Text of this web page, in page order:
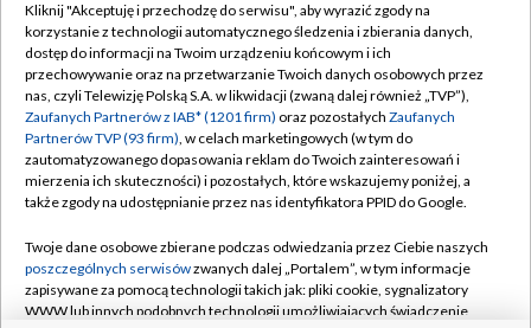
TVP
Abonament TVP
Emisja w TVP
Centrum informacji TVP
Naziemna Telewizja Cyfrowa
Rada Programowa
System NOS
Regulamin TVP
Polityka prywatności
Moje zgody
Pomoc
Kontakt
Kliknij "Akceptuję i przechodzę do serwisu", aby wyrazić zgody na
korzystanie z technologii automatycznego śledzenia i zbierania danych,
dostęp do informacji na Twoim urządzeniu końcowym i ich
przechowywanie oraz na przetwarzanie Twoich danych osobowych przez
nas, czyli Telewizję Polską S.A. w likwidacji (zwaną dalej również „TVP”),
Zaufanych Partnerów z IAB* (1201 firm) oraz pozostałych Zaufanych
Partnerów TVP (93 firm), w celach marketingowych (w tym do
zautomatyzowanego dopasowania reklam do Twoich zainteresowań i
mierzenia ich skuteczności) i pozostałych, które wskazujemy poniżej, a
także zgody na udostępnianie przez nas identyfikatora PPID do Google.
Twoje dane osobowe zbierane podczas odwiedzania przez Ciebie naszych
poszczególnych serwisówzwanych dalej „Portalem”, w tym informacje
zapisywane za pomocą technologii takich jak: pliki cookie, sygnalizatory
WWW lub innych podobnych technologii umożliwiających świadczenie